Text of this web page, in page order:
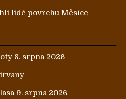
lidé povrchu Měsíce
8. srpna 2026
9. srpna 2026